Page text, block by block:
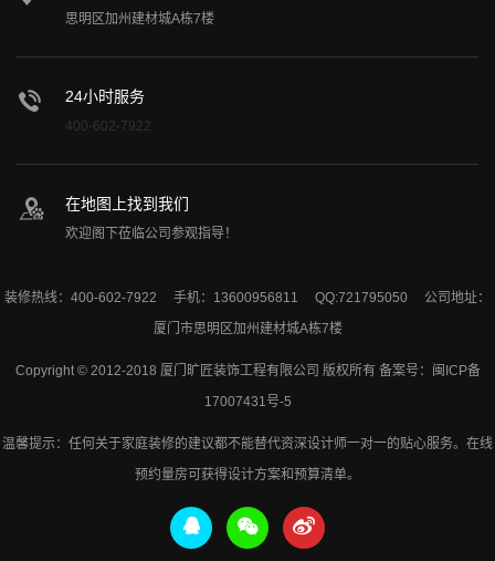
思明区加州建材城A栋7楼
24小时服务
400-602-7922
在地图上找到我们
欢迎阁下莅临公司参观指导！
装修热线：400-602-7922 手机：13600956811 QQ:721795050 公司地址：
厦门市思明区加州建材城A栋7楼
Copyright © 2012-2018 厦门旷匠装饰工程有限公司 版权所有 备案号：
闽ICP备
17007431号-5
温馨提示：任何关于家庭装修的建议都不能替代资深设计师一对一的贴心服务。在线
预约量房可获得设计方案和预算清单。